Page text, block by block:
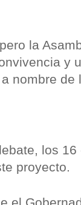
la
y
nombre de
los
proyecto.